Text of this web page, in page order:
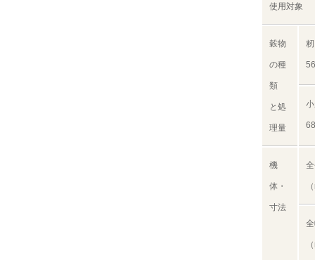
使用対象
穀物
の種
類
と処
理量
機
体・
寸法